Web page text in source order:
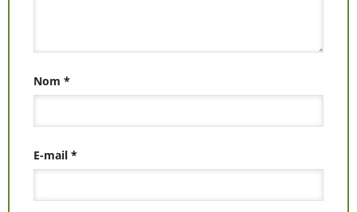
Nom *
E-mail *